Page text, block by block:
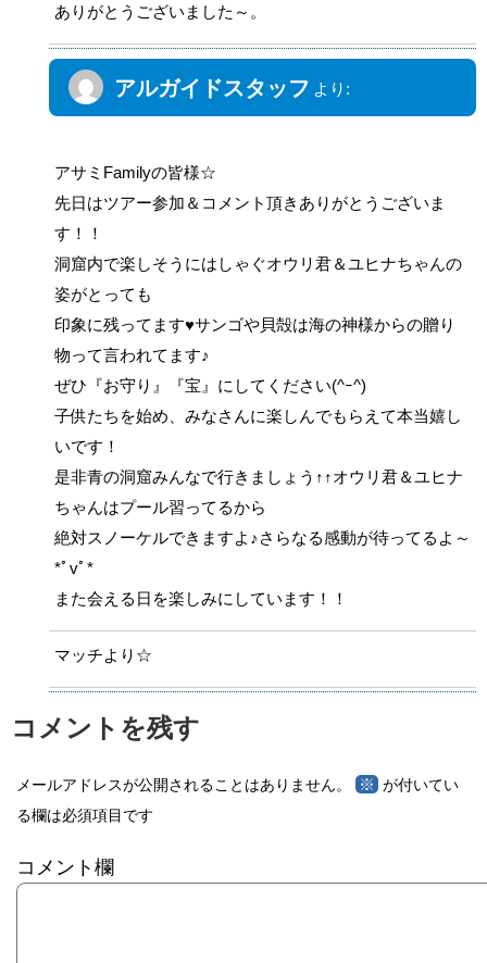
ありがとうございました～。
アルガイドスタッフ より:
アサミFamilyの皆様☆
先日はツアー参加＆コメント頂きありがとうございま
す！！
洞窟内で楽しそうにはしゃぐオウリ君＆ユヒナちゃんの
姿がとっても
印象に残ってます♥サンゴや貝殻は海の神様からの贈り
物って言われてます♪
ぜひ『お守り』『宝』にしてください(^ｰ^)
子供たちを始め、みなさんに楽しんでもらえて本当嬉し
いです！
是非青の洞窟みんなで行きましょう↑↑オウリ君＆ユヒナ
ちゃんはプール習ってるから
絶対スノーケルできますよ♪さらなる感動が待ってるよ～
*ﾟvﾟ*
また会える日を楽しみにしています！！
マッチより☆
コメントを残す
メールアドレスが公開されることはありません。 ※ が付いてい
る欄は必須項目です
コメント欄